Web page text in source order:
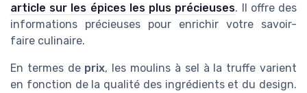
article sur les épices les plus précieuses. Il offre des
informations précieuses pour enrichir votre savoir-
faire culinaire.
En termes de prix, les moulins à sel à la truffe varient
en fonction de la qualité des ingrédients et du design.